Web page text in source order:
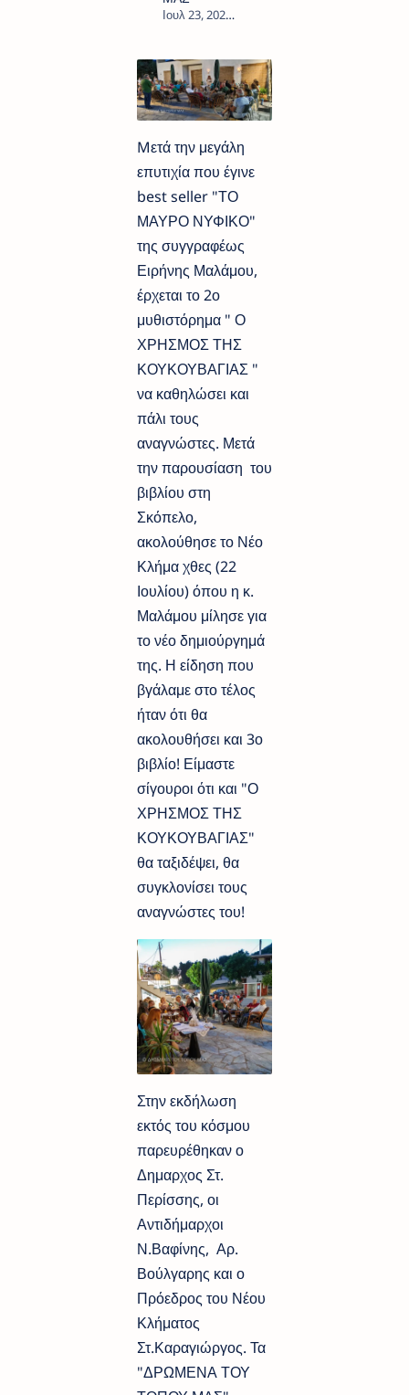
Mετά την μεγάλη
επυτιχία που έγινε
best seller "ΤΟ
ΜΑΥΡΟ ΝΥΦΙΚΟ"
της συγγραφέως
Ειρήνης Μαλάμου,
έρχεται το 2ο
μυθιστόρημα " Ο
ΧΡΗΣΜΟΣ ΤΗΣ
ΚΟΥΚΟΥΒΑΓΙΑΣ "
να καθηλώσει και
πάλι τους
αναγνώστες. Μετά
την παρουσίαση του
βιβλίου στη
Σκόπελο,
ακολούθησε το Νέο
Κλήμα χθες (22
Ιουλίου) όπου η κ.
Μαλάμου μίλησε για
το νέο δημιούργημά
της. Η είδηση που
βγάλαμε στο τέλος
ήταν ότι θα
ακολουθήσει και 3ο
βιβλίο! Είμαστε
σίγουροι ότι και "Ο
ΧΡΗΣΜΟΣ ΤΗΣ
ΚΟΥΚΟΥΒΑΓΙΑΣ"
θα ταξιδέψει, θα
συγκλονίσει τους
αναγνώστες του!
Στην εκδήλωση
εκτός του κόσμου
παρευρέθηκαν ο
Δημαρχος Στ.
Περίσσης, οι
Αντιδήμαρχοι
Ν.Βαφίνης, Αρ.
Βούλγαρης και ο
Πρόεδρος του Νέου
Κλήματος
Στ.Καραγιώργος. Τα
"ΔΡΩΜΕΝΑ ΤΟΥ